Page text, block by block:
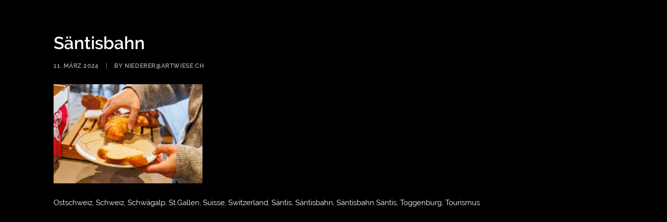
Säntisbahn
11. MÄRZ 2024 BY NIEDERER@ARTWIESE.CH
Ostschweiz, Schweiz, Schwägalp, St.Gallen, Suisse, Switzerland, Säntis, Säntisbahn, Säntisbahn Säntis, Toggenburg, Tourismus